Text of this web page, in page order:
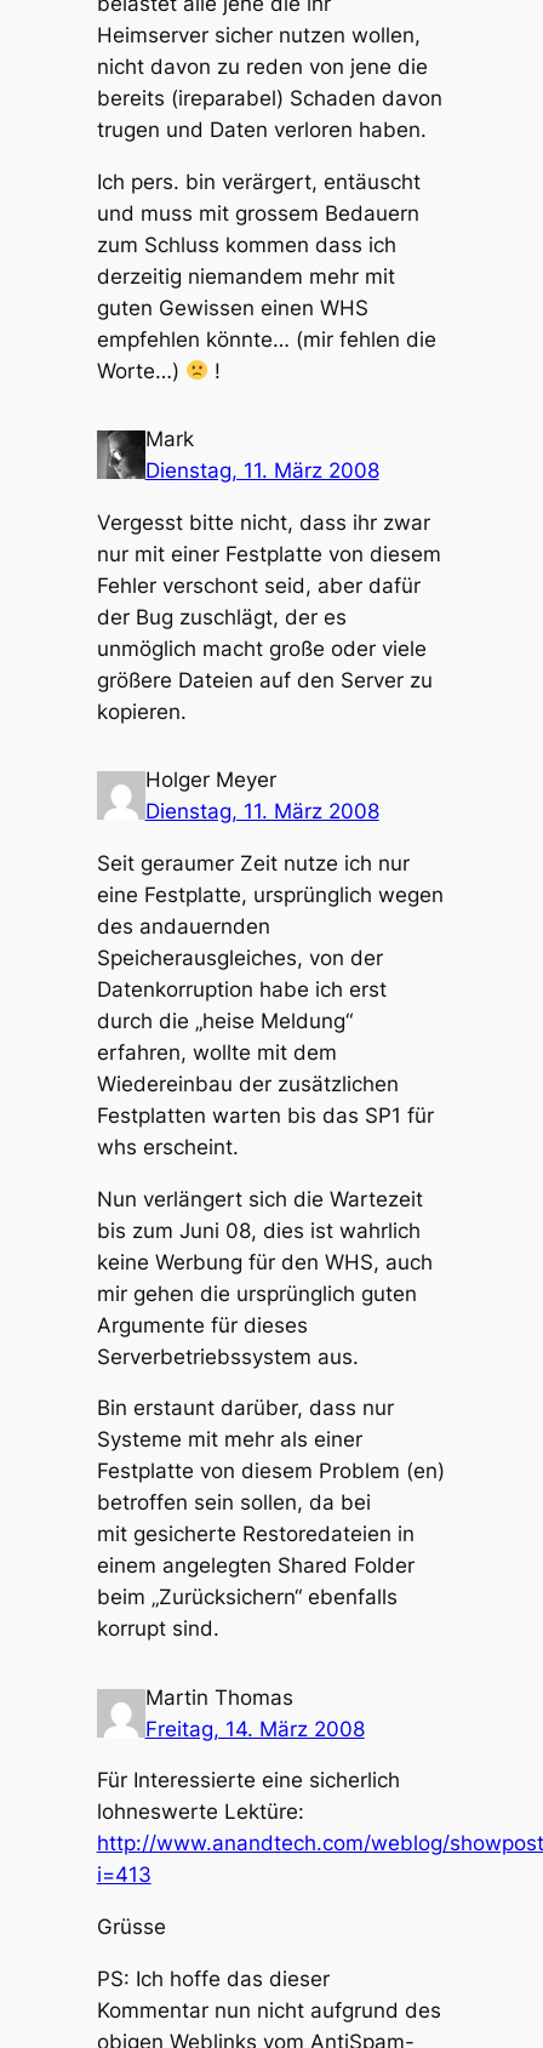
Heimserver sicher nutzen wollen,
nicht davon zu reden von jene die
bereits (ireparabel) Schaden davon
trugen und Daten verloren haben.
Ich pers. bin verärgert, entäuscht
und muss mit grossem Bedauern
zum Schluss kommen dass ich
derzeitig niemandem mehr mit
guten Gewissen einen WHS
empfehlen könnte… (mir fehlen die
Worte…)
!
Mark
Dienstag, 11. März 2008
Vergesst bitte nicht, dass ihr zwar
nur mit einer Festplatte von diesem
Fehler verschont seid, aber dafür
der Bug zuschlägt, der es
unmöglich macht große oder viele
größere Dateien auf den Server zu
kopieren.
Holger Meyer
Dienstag, 11. März 2008
Seit geraumer Zeit nutze ich nur
eine Festplatte, ursprünglich wegen
des andauernden
Speicherausgleiches, von der
Datenkorruption habe ich erst
durch die „heise Meldung“
erfahren, wollte mit dem
Wiedereinbau der zusätzlichen
Festplatten warten bis das SP1 für
whs erscheint.
Nun verlängert sich die Wartezeit
bis zum Juni 08, dies ist wahrlich
keine Werbung für den WHS, auch
mir gehen die ursprünglich guten
Argumente für dieses
Serverbetriebssystem aus.
Bin erstaunt darüber, dass nur
Systeme mit mehr als einer
Festplatte von diesem Problem (en)
betroffen sein sollen, da bei
mit gesicherte Restoredateien in
einem angelegten Shared Folder
beim „Zurücksichern“ ebenfalls
korrupt sind.
Martin Thomas
Freitag, 14. März 2008
Für Interessierte eine sicherlich
lohneswerte Lektüre:
http://www.anandtech.com/weblog/
i=413
Grüsse
PS: Ich hoffe das dieser
Kommentar nun nicht aufgrund des
obigen Weblinks vom AntiSpam-